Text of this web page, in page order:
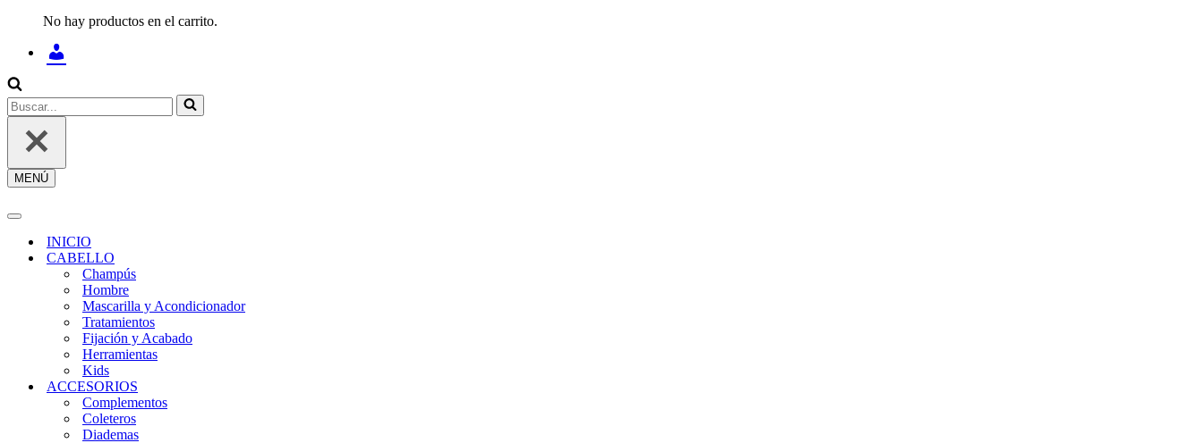
No hay productos en el carrito.
SESIÓN
REGÍSTRATE
Buscar...
MENÚ
Menú
Menú
navegación
INICIO
CABELLO
Champús
Hombre
Mascarilla y Acondicionador
Tratamientos
Fijación y Acabado
Herramientas
Kids
ACCESORIOS
Complementos
Coleteros
Diademas